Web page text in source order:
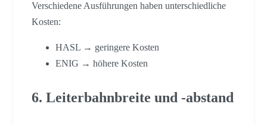
Verschiedene Ausführungen haben unterschiedliche
Kosten:
HASL → geringere Kosten
ENIG → höhere Kosten
6. Leiterbahnbreite und -abstand